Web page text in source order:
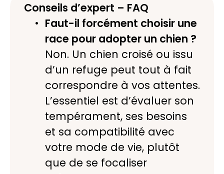
Conseils d’expert – FAQ
Faut-il forcément choisir une
race pour adopter un chien ?
Non. Un chien croisé ou issu
d’un refuge peut tout à fait
correspondre à vos attentes.
L’essentiel est d’évaluer son
tempérament, ses besoins
et sa compatibilité avec
votre mode de vie, plutôt
que de se focaliser